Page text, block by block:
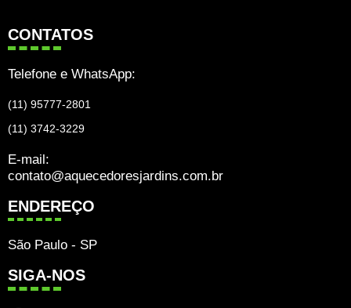
CONTATOS
Telefone e WhatsApp:
(11) 95777-2801
(11) 3742-3229
E-mail:
contato@aquecedoresjardins.com.br
ENDEREÇO
São Paulo - SP
SIGA-NOS